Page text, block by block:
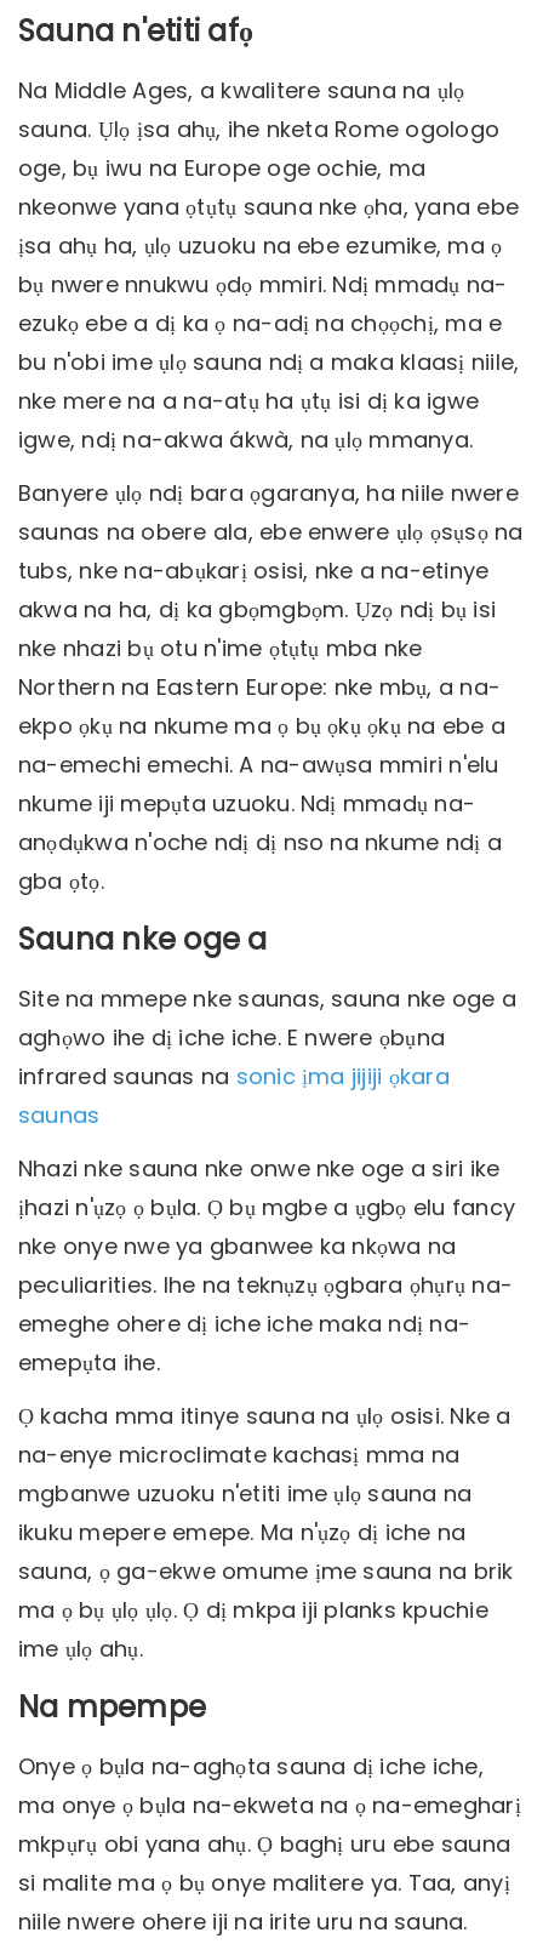
Sauna n'etiti afọ
Na Middle Ages, a kwalitere sauna na ụlọ
sauna. Ụlọ ịsa ahụ, ihe nketa Rome ogologo
oge, bụ iwu na Europe oge ochie, ma
nkeonwe yana ọtụtụ sauna nke ọha, yana ebe
ịsa ahụ ha, ụlọ uzuoku na ebe ezumike, ma ọ
bụ nwere nnukwu ọdọ mmiri. Ndị mmadụ na-
ezukọ ebe a dị ka ọ na-adị na chọọchị, ma e
bu n'obi ime ụlọ sauna ndị a maka klaasị niile,
nke mere na a na-atụ ha ụtụ isi dị ka igwe
igwe, ndị na-akwa ákwà, na ụlọ mmanya.
Banyere ụlọ ndị bara ọgaranya, ha niile nwere
saunas na obere ala, ebe enwere ụlọ ọsụsọ na
tubs, nke na-abụkarị osisi, nke a na-etinye
akwa na ha, dị ka gbọmgbọm. Ụzọ ndị bụ isi
nke nhazi bụ otu n'ime ọtụtụ mba nke
Northern na Eastern Europe: nke mbụ, a na-
ekpo ọkụ na nkume ma ọ bụ ọkụ ọkụ na ebe a
na-emechi emechi. A na-awụsa mmiri n'elu
nkume iji mepụta uzuoku. Ndị mmadụ na-
anọdụkwa n'oche ndị dị nso na nkume ndị a
gba ọtọ.
Sauna nke oge a
Site na mmepe nke saunas, sauna nke oge a
aghọwo ihe dị iche iche. E nwere ọbụna
infrared saunas na sonic ịma jijiji ọkara
saunas
Nhazi nke sauna nke onwe nke oge a siri ike
ịhazi n'ụzọ ọ bụla. Ọ bụ mgbe a ụgbọ elu fancy
nke onye nwe ya gbanwee ka nkọwa na
peculiarities. Ihe na teknụzụ ọgbara ọhụrụ na-
emeghe ohere dị iche iche maka ndị na-
emepụta ihe.
Ọ kacha mma itinye sauna na ụlọ osisi. Nke a
na-enye microclimate kachasị mma na
mgbanwe uzuoku n'etiti ime ụlọ sauna na
ikuku mepere emepe. Ma n'ụzọ dị iche na
sauna, ọ ga-ekwe omume ịme sauna na brik
ma ọ bụ ụlọ ụlọ. Ọ dị mkpa iji planks kpuchie
ime ụlọ ahụ.
Na mpempe
Onye ọ bụla na-aghọta sauna dị iche iche,
ma onye ọ bụla na-ekweta na ọ na-emegharị
mkpụrụ obi yana ahụ. Ọ baghị uru ebe sauna
si malite ma ọ bụ onye malitere ya. Taa, anyị
niile nwere ohere iji na irite uru na sauna.